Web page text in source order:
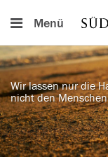
Menü
Wir lassen nur die
nicht den